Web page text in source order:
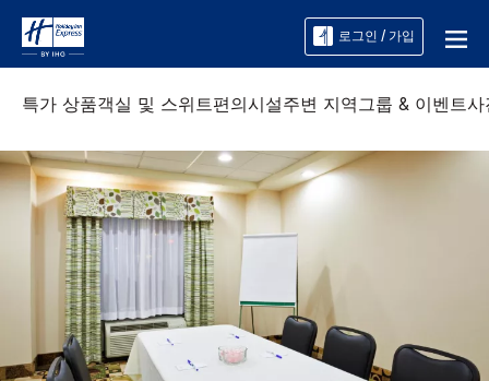
로그인 / 가입
특가 상품객실 및 스위트편의시설주변 지역그룹 & 이벤트사